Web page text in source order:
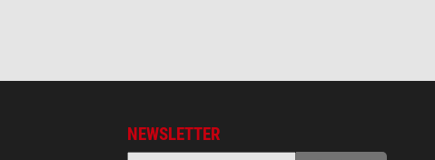
NEWSLETTER